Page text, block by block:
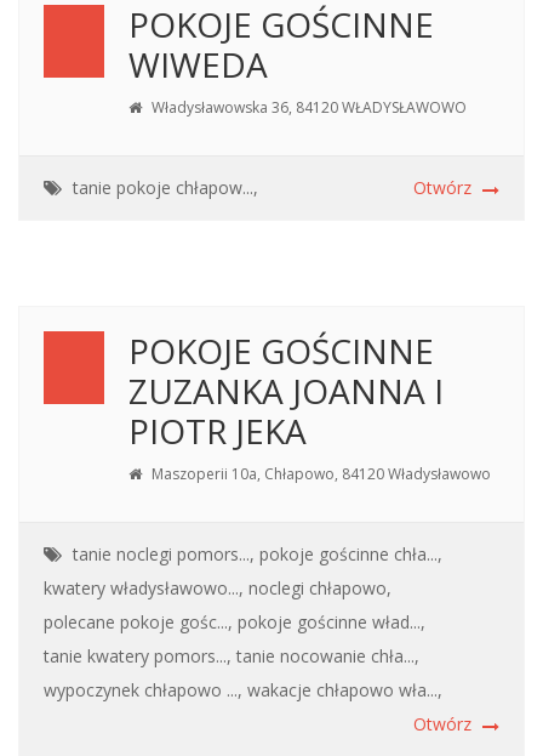
POKOJE GOŚCINNE
WIWEDA
Władysławowska 36, 84120 WŁADYSŁAWOWO
tanie pokoje chłapow..., Otwórz
POKOJE GOŚCINNE
ZUZANKA JOANNA I
PIOTR JEKA
Maszoperii 10a, Chłapowo, 84120 Władysławowo
tanie noclegi pomors..., pokoje gościnne chła...,
kwatery władysławowo..., noclegi chłapowo,
polecane pokoje gośc..., pokoje gościnne wład...,
tanie kwatery pomors..., tanie nocowanie chła...,
wypoczynek chłapowo ..., wakacje chłapowo wła...,
Otwórz